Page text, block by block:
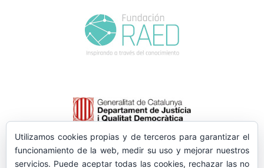
Utilizamos cookies propias y de terceros para garantizar el
funcionamiento de la web, medir su uso y mejorar nuestros
servicios. Puede aceptar todas las cookies, rechazar las no